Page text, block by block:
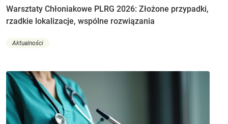
Warsztaty Chłoniakowe PLRG 2026: Złożone przypadki,
rzadkie lokalizacje, wspólne rozwiązania
Aktualności